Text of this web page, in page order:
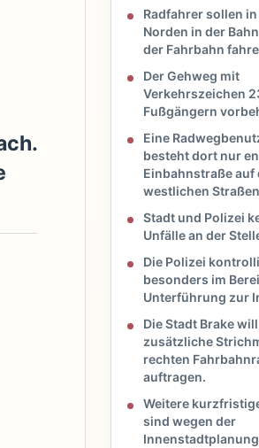
Radfahrer sollen
Norden in der
der Fahrbahn
Der Gehweg mit
Verkehrszeichen
Fußgängern
Eine
besteht dort nur
Einbahnstraße auf
westlichen
Stadt und Polizei
Unfälle an der
Die Polizei
besonders im
Unterführung zur
Die Stadt Brake
zusätzliche
rechten
auftragen.
Weitere
sind wegen der